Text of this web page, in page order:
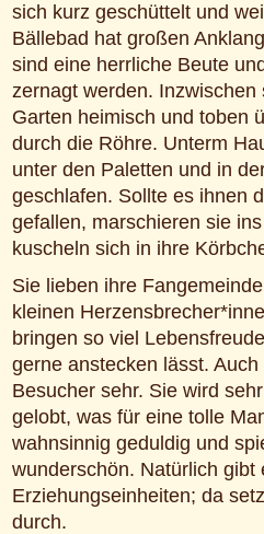
sich kurz geschüttelt und
Bällebad hat großen
sind eine herrliche Beute
zernagt werden. Inzwischen
Garten heimisch und toben
durch die Röhre. Unterm
unter den Paletten und in
geschlafen. Sollte es ihnen
gefallen, marschieren sie
kuscheln sich in ihre
Sie lieben ihre
kleinen
bringen so viel
gerne anstecken lässt.
Besucher sehr. Sie wird
gelobt, was für eine tolle
wahnsinnig geduldig und
wunderschön. Natürlich gibt
Erziehungseinheiten; da
durch.